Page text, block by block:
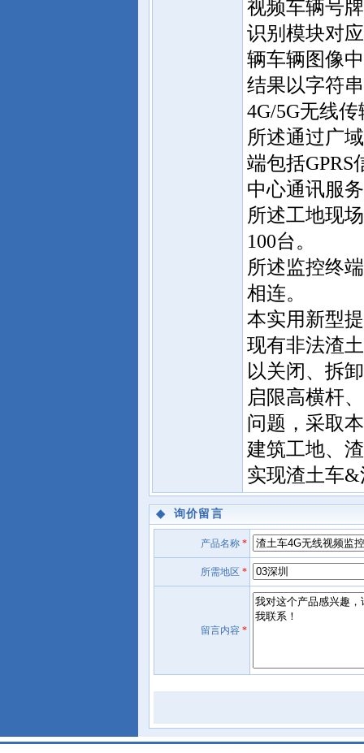
视频车辆号
识别模块对
辆车辆图像
结果以字符
4G/5G无线
所述通过广
端包括
中心通讯服
所述工地现
100台。
所述监控终
相连。
本实用新型
现有非法渣
以关闭、拆
启限高横杆
问题，采取
建筑工地、
实现渣土车
◆ 询价留言
产品名称*
所需地区 *
留言内容 *